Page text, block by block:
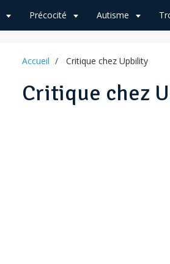
Précocité Autisme
Accueil Critique chez Upbility
Critique chez